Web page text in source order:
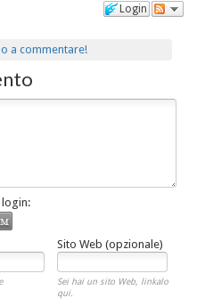
Login
a commentare!
login:
Sito Web (opzionale)
Sei hai un sito Web, linkalo
qui.